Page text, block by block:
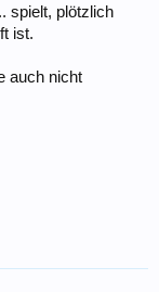
spielt, plötzlich
ist.
auch nicht